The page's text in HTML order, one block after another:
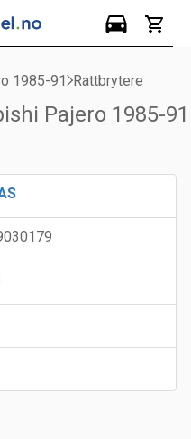
1985-91 Rattbrytere
Pajero 1985-91